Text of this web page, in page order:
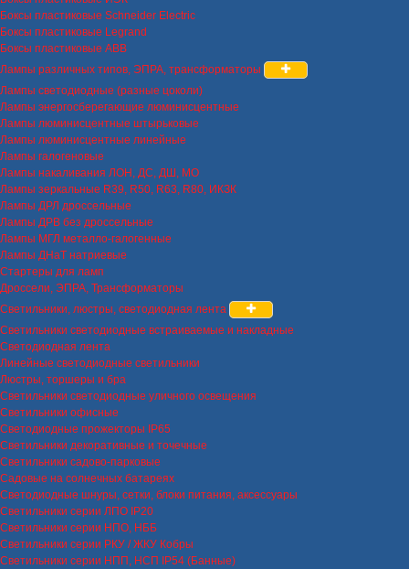
Боксы пластиковые Schneider Electric
Боксы пластиковые Legrand
Боксы пластиковые ABB
Лампы различных типов, ЭПРА, трансформаторы
Лампы светодиодные (разные цоколи)
Лампы энергосберегающие люминисцентные
Лампы люминисцентные штырьковые
Лампы люминисцентные линейные
Лампы галогеновые
Лампы накаливания ЛОН, ДС, ДШ, МО
Лампы зеркальные R39, R50, R63, R80, ИКЗК
Лампы ДРЛ дроссельные
Лампы ДРВ без дроссельные
Лампы МГЛ металло-галогенные
Лампы ДНаТ натриевые
Стартеры для ламп
Дроссели, ЭПРА, Трансформаторы
Светильники, люстры, светодиодная лента
Светильники светодиодные встраиваемые и накладные
Светодиодная лента
Линейные светодиодные светильники
Люстры, торшеры и бра
Светильники светодиодные уличного освещения
Светильники офисные
Светодиодные прожекторы IP65
Светильники декоративные и точечные
Светильники садово-парковые
Садовые на солнечных батареях
Светодиодные шнуры, сетки, блоки питания, аксессуары
Светильники серии ЛПО IP20
Светильники серии НПО, НББ
Светильники серии РКУ / ЖКУ Кобры
Светильники серии НПП, НСП IP54 (Банные)